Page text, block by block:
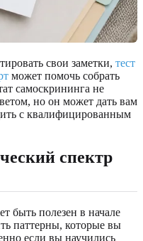
свои заметки, тест
может помочь собрать
самоскрининга не
но он может дать вам
с квалифицированным
спектр
быть полезен в начале
паттерны, которые вы
если вы научились